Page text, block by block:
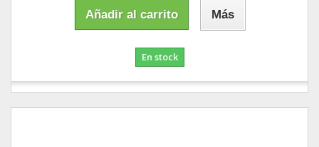
Añadir al carrito Más
En stock